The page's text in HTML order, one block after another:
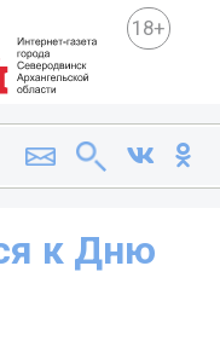
18+
к Дню